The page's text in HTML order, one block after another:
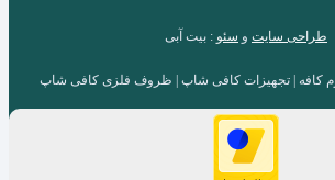
طراحی سایت و سئو : بیت آبی
کافه | تجهیزات کافی شاپ | ظروف فلزی کافی شاپ